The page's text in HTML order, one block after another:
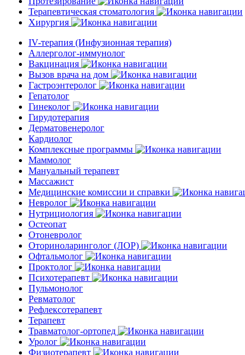
Терапевтическая стоматология
Хирургия
IV-терапия (Инфузионная терапия)
Аллерголог-иммунолог
Вакцинация
Вызов врача на дом
Гастроэнтеролог
Гепатолог
Гинеколог
Гирудотерапия
Дерматовенеролог
Кардиолог
Комплексные программы
Маммолог
Мануальный терапевт
Массажист
Медицинские комиссии и справки
Невролог
Нутрициология
Остеопат
Отоневролог
Оториноларинголог (ЛОР)
Офтальмолог
Проктолог
Психотерапевт
Пульмонолог
Ревматолог
Рефлексотерапевт
Терапевт
Травматолог-ортопед
Уролог
Физиотерапевт